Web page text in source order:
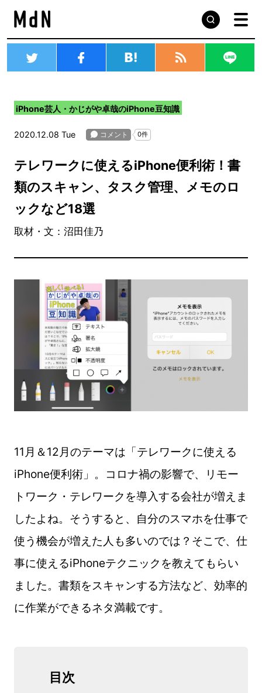
iPhone芸人・かじがや卓哉のiPhone豆知識
2020.12.08 Tue
テレワークに使えるiPhone便利術！書
類のスキャン、タスク管理、メモのロ
ックなど18選
取材・文：沼田佳乃
11月＆12月のテーマは「テレワークに使える
iPhone便利術」。コロナ禍の影響で、リモー
トワーク・テレワークを導入する会社が増えま
したよね。そうすると、自分のスマホを仕事で
使う機会が増えた人も多いのでは？そこで、仕
事に使えるiPhoneテクニックを教えてもらい
ました。書類をスキャンする方法など、効率的
に作業ができるネタ満載です。
目次